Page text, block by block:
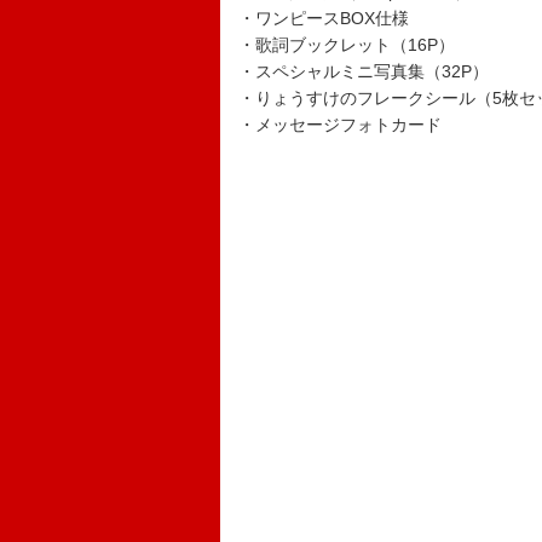
・ワンピースBOX仕様
・歌詞ブックレット（16P）
・スペシャルミニ写真集（32P）
・りょうすけのフレークシール（5枚セ
・メッセージフォトカード